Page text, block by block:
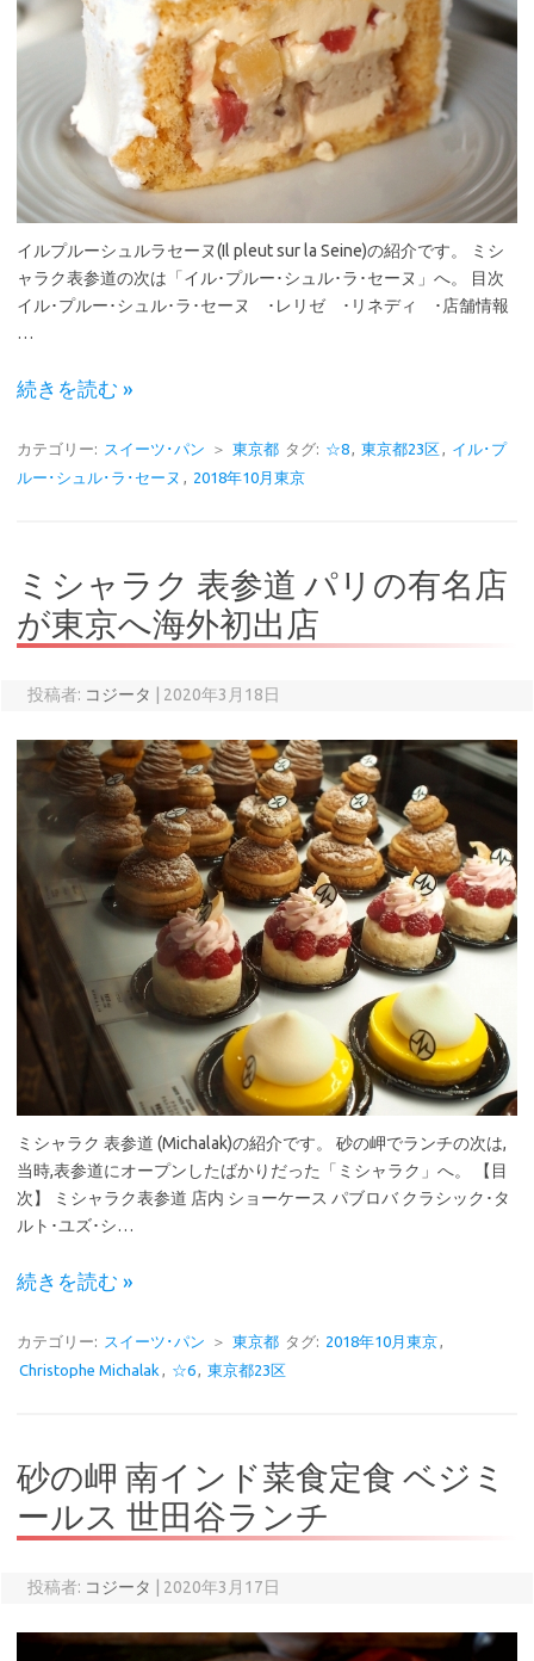
イルプルーシュルラセーヌ(Il pleut sur la Seine)の紹介です。 ミシ
ャラク表参道の次は「イル･プルー･シュル･ラ･セーヌ」へ。 目次
イル･プルー･シュル･ラ･セーヌ ･レリゼ ･リネディ ･店舗情報
…
続きを読む »
カテゴリー: スイーツ･パン ＞ 東京都 タグ: ☆8, 東京都23区, イル･プ
ルー･シュル･ラ･セーヌ , 2018年10月東京
ミシャラク 表参道 パリの有名店
が東京へ海外初出店
投稿者: コジータ 2020年3月18日
ミシャラク 表参道 (Michalak)の紹介です。 砂の岬でランチの次は,
当時,表参道にオープンしたばかりだった「ミシャラク」へ。 【目
次】 ミシャラク表参道 店内 ショーケース パブロバ クラシック･タ
ルト･ユズ･シ…
続きを読む »
カテゴリー: スイーツ･パン ＞ 東京都 タグ: 2018年10月東京,
Christophe Michalak , ☆6, 東京都23区
砂の岬 南インド菜食定食 ベジミ
ールス 世田谷ランチ
投稿者: コジータ 2020年3月17日